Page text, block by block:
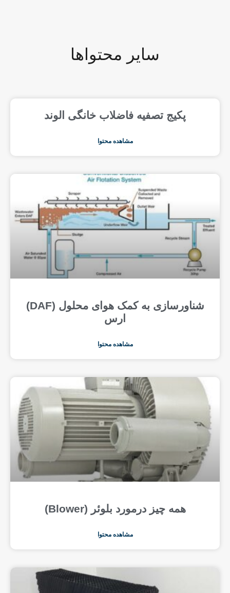
سایر محتواها
پکیج تصفیه فاضلاب خانگی الوند
مشاهده محتوا
شناورسازی به کمک هوای محلول (DAF)
ارس
مشاهده محتوا
همه چیز درمورد بلوئر (Blower)
مشاهده محتوا